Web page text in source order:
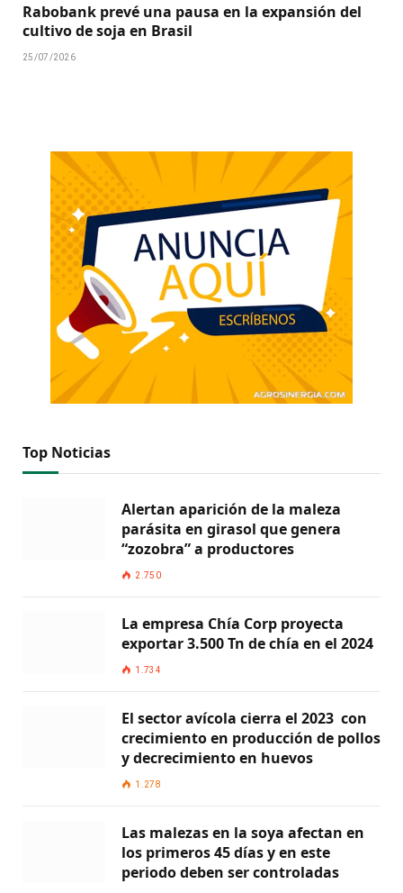
Rabobank prevé una pausa en la expansión del
cultivo de soja en Brasil
25/07/2026
Top Noticias
Alertan aparición de la maleza
parásita en girasol que genera
“zozobra” a productores
2.750
La empresa Chía Corp proyecta
exportar 3.500 Tn de chía en el 2024
1.734
El sector avícola cierra el 2023 con
crecimiento en producción de pollos
y decrecimiento en huevos
1.278
Las malezas en la soya afectan en
los primeros 45 días y en este
periodo deben ser controladas